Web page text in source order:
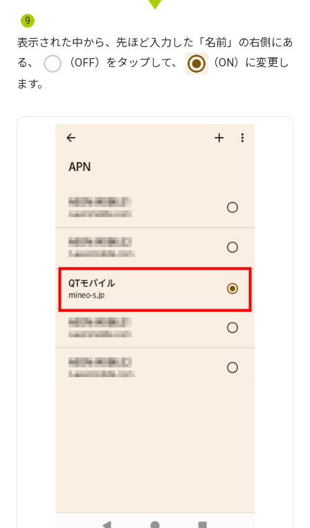
9
表示された中から、先ほど入力した「名前」の右側にあ
る、
（OFF）をタップして、
（ON）に変更し
ます。